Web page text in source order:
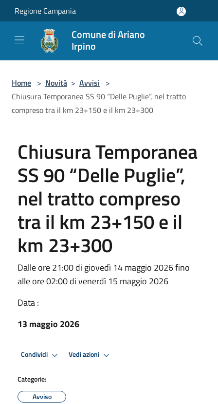
Salta al contenuto principale
Regione Campania
Comune di Ariano
Irpino
Home > Novità > Avvisi >
Chiusura Temporanea SS 90 “Delle Puglie”, nel tratto
compreso tra il km 23+150 e il km 23+300
Chiusura Temporanea
SS 90 “Delle Puglie”,
nel tratto compreso
tra il km 23+150 e il
km 23+300
Dalle ore 21:00 di giovedì 14 maggio 2026 fino
alle ore 02:00 di venerdì 15 maggio 2026
Data :
13 maggio 2026
Condividi Vedi azioni
Categorie:
Avviso